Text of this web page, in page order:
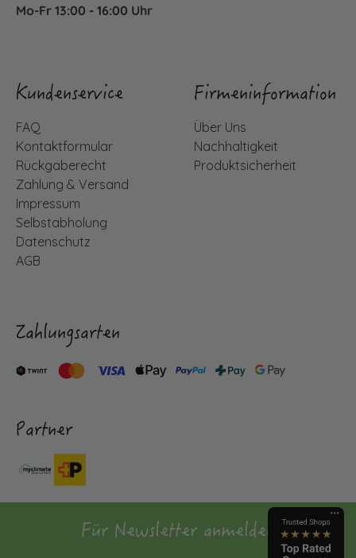
Mo-Fr 13:00 - 16:00 Uhr
Kundenservice
FAQ
Kontaktformular
Rückgaberecht
Zahlung & Versand
Impressum
Selbstabholung
Datenschutz
AGB
Firmeninformation
Über Uns
Nachhaltigkeit
Produktsicherheit
Zahlungsarten
Partner
Für Newsletter anmelden